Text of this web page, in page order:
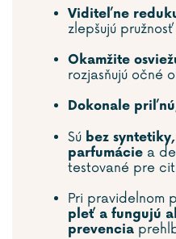
Viditeľne
zlepšujú
Okamžite
rozjasňujú očné
Dokonale priľnú
Sú bez
parfumácie a
testované pre
Pri pravidelnom
pleť a fungujú
prevencia